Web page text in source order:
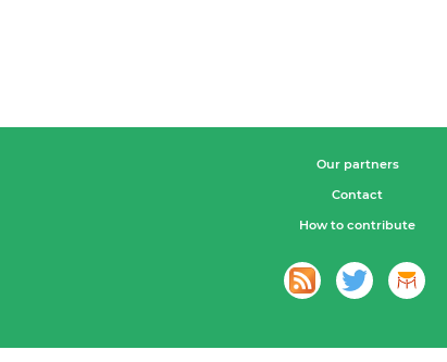
Our partners
Contact
How to contribute